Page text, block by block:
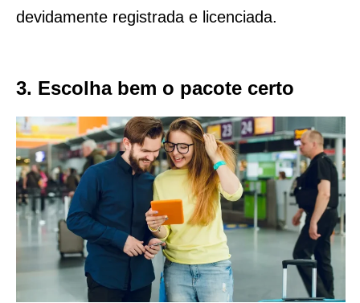
devidamente registrada e licenciada.
3. Escolha bem o pacote certo